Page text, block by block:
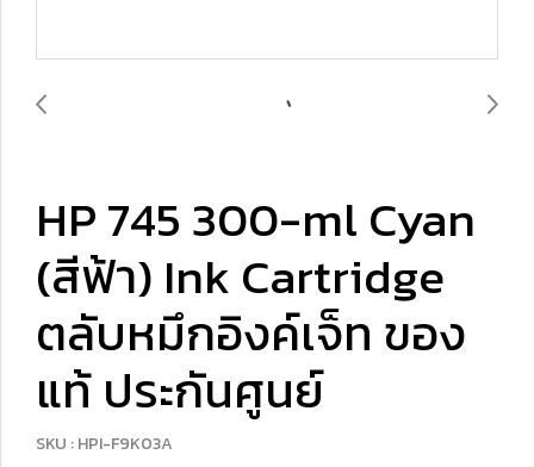
HP 745 300-ml Cyan
(สีฟ้า) Ink Cartridge
ตลับหมึกอิงค์เจ็ท ของ
แท้ ประกันศูนย์
SKU : HPI-F9K03A